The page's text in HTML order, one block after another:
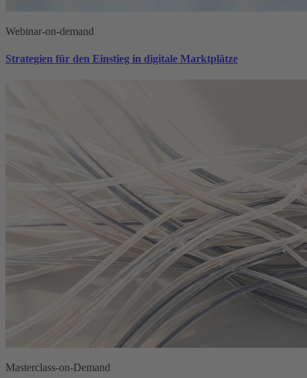
Webinar-on-demand
Strategien für den Einstieg in digitale Marktplätze
Masterclass-on-Demand